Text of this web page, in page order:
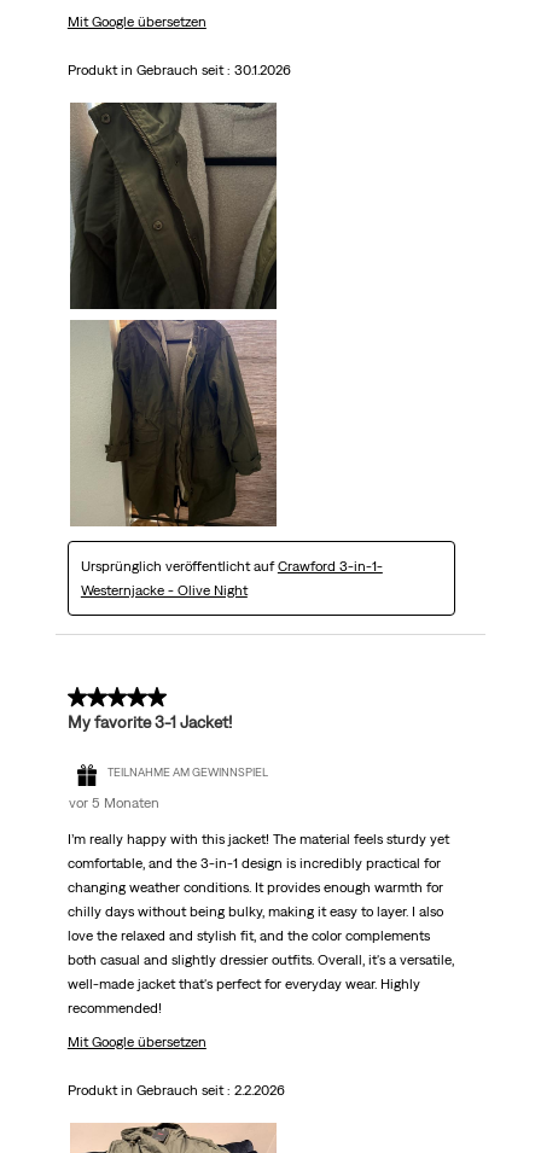
Mit Google übersetzen
Produkt in Gebrauch seit : 30.1.2026
Ursprünglich veröffentlicht aufCrawford 3-in-1-
Westernjacke - Olive Night
5 von 5 Sternen.
My favorite 3-1 Jacket!
TEILNAHME AM GEWINNSPIEL
vor 5 Monaten
I’m really happy with this jacket! The material feels sturdy yet
comfortable, and the 3-in-1 design is incredibly practical for
changing weather conditions. It provides enough warmth for
chilly days without being bulky, making it easy to layer. I also
love the relaxed and stylish fit, and the color complements
both casual and slightly dressier outfits. Overall, it's a versatile,
well-made jacket that's perfect for everyday wear. Highly
recommended!
Mit Google übersetzen
Produkt in Gebrauch seit : 2.2.2026